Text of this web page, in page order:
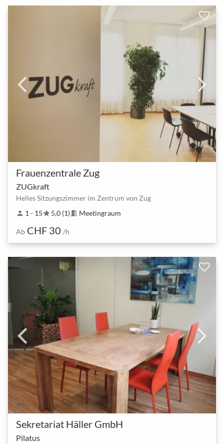
Frauenzentrale Zug
ZUGkraft
Helles Sitzungszimmer im Zentrum von Zug
person 1 - 15star5,0 (1) meeting_room Meetingraum
Ab CHF 30 /h
Sekretariat Häller GmbH
Pilatus